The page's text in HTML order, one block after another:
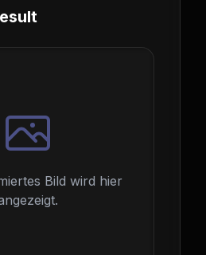
Bild wird hier